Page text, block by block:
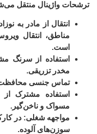
ترشحات واژینال منتقل
انتقال از مادر به
مناطق، انتقال
است.
استفاده از سرنگ
مخدر تزریقی.
تماس جنسی
استفاده مشترک
مسواک و ناخن‌گیر.
مواجهه شغلی: در
سوزن‌های آلوده.